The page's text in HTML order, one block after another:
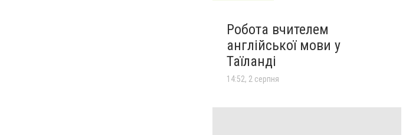
Робота вчителем
англійської мови у
Таїланді
14:52, 2 серпня